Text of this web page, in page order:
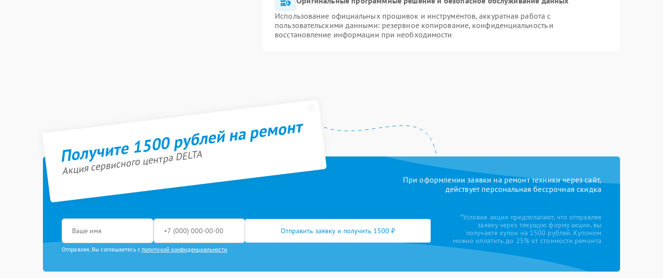
Использование официальных прошивок и инструментов, аккуратная работа с
пользовательскими данными: резервное копирование, конфиденциальность и
восстановление информации при необходимости
Получите 1500 рублей на ремонт
Акция сервисного центра DELTA
При оформлении заявки на ремонт техники через сайт,
действует персональная бессрочная скидка
Отправить заявку и получить 1500 ₽
Отправляя, Вы соглашаетесь с политикой конфиденциальности
*Условия акции предполагают, что отправляя
заявку через текущую форму акции, вы
получаете купон на 1500 рублей. Купоном
можно оплатить до 25% от стоимости ремонта